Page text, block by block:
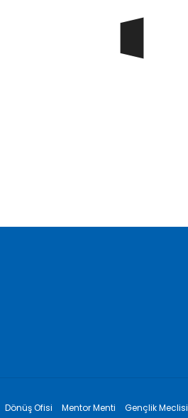
Dönüş Ofisi Mentor Menti Gençlik Meclisi